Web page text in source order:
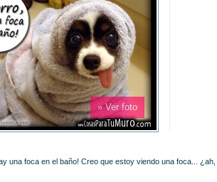
» Ver foto
una foca en el baño! Creo que estoy viendo una foca...